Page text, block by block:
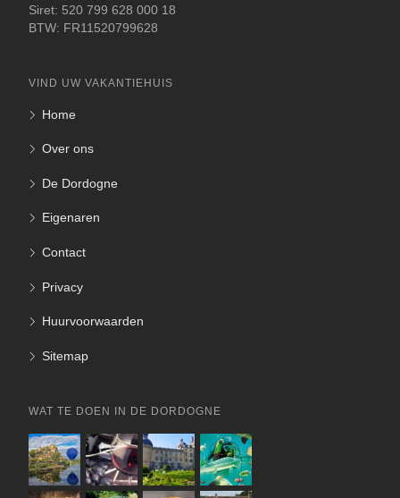
Siret: 520 799 628 000 18
BTW: FR11520799628
VIND UW VAKANTIEHUIS
Home
Over ons
De Dordogne
Eigenaren
Contact
Privacy
Huurvoorwaarden
Sitemap
WAT TE DOEN IN DE DORDOGNE